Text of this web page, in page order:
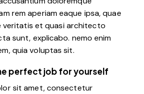
rem aperiam eaque ipsa, quae
veritatis et quasi architecto
sunt, explicabo. nemo enim
quia voluptas sit.
perfect job for yourself
sit amet, consectetur